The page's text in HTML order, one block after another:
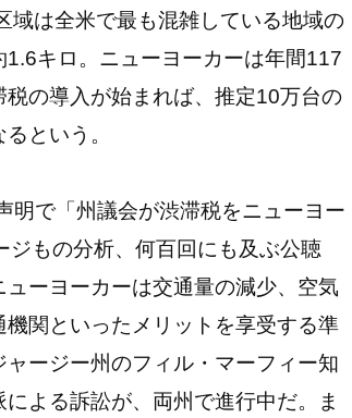
域は全米で最も混雑している地域の
1.6キロ。ニューヨーカーは年間117
の導入が始まれば、推定10万台の
という。
明で「州議会が渋滞税をニューヨー
ジもの分析、何百回にも及ぶ公聴
ーヨーカーは交通量の減少、空気
関といったメリットを享受する準
ージー州のフィル・マーフィー知
よる訴訟が、両州で進行中だ。ま